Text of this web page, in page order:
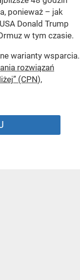
ponieważ – jak
Donald Trump
w tym czasie.
warianty wsparcia.
rozwiązań
(CPN),